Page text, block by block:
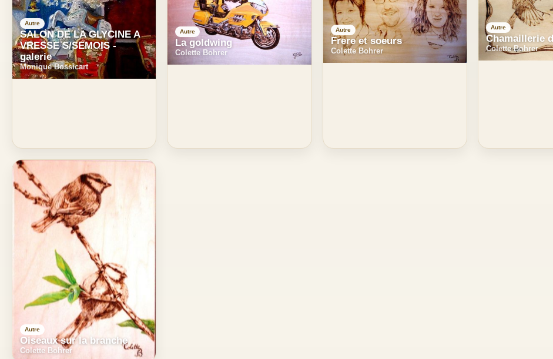
Autre
SALON DE LA GLYCINE A
VRESSE S/SEMOIS -
galerie
Monique Bossicart
Autre
La goldwing
Colette Bohrer
Autre
Frere et soeurs
Colette Bohrer
Autre
Chamaillerie
Colette Bohrer
Autre
Oiseaux sur la branche
Colette Bohrer